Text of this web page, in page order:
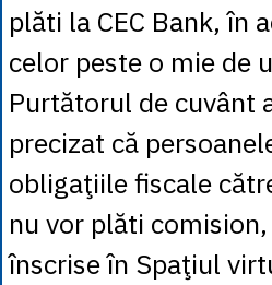
plăti la CEC Bank, în
celor peste o mie de
Purtătorul de cuvânt
precizat că
obligaţiile fiscale
nu vor plăti
înscrise în Spaţiul